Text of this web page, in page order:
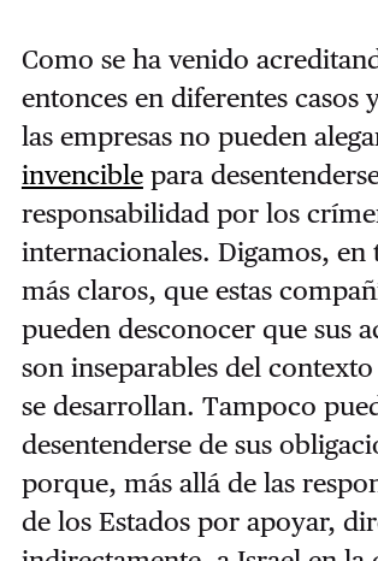
Como se ha venido
entonces en diferentes casos
las empresas no pueden
invenciblepara
responsabilidad por los
internacionales. Digamos, en
más claros, que estas
pueden desconocer que sus
son inseparables del
se desarrollan. Tampoco
desentenderse de sus
porque, más allá de las
de los Estados por apoyar,